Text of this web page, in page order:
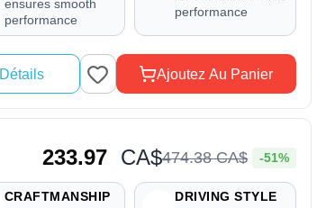
ensures smooth
performance
performance
Détails Ajoutez Au Panier
233.97 CA$474.38CA$ -51%
CRAFTMANSHIP
DRIVING STYLE